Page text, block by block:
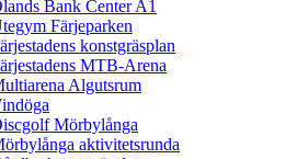
Bank Center A1
Färjeparken
konstgräsplan
MTB-Arena
Algutsrum
Mörbylånga
aktivitetsrunda